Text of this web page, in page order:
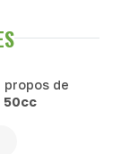
propos de
50cc